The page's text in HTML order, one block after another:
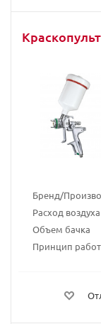
Бренд/
Расход воздуха
Объем бачка
Принцип